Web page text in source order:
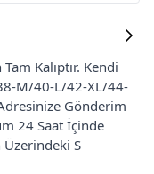
Kalıptır. Kendi
M/40-L/42-XL/44-
Gönderim
24 Saat İçinde
S